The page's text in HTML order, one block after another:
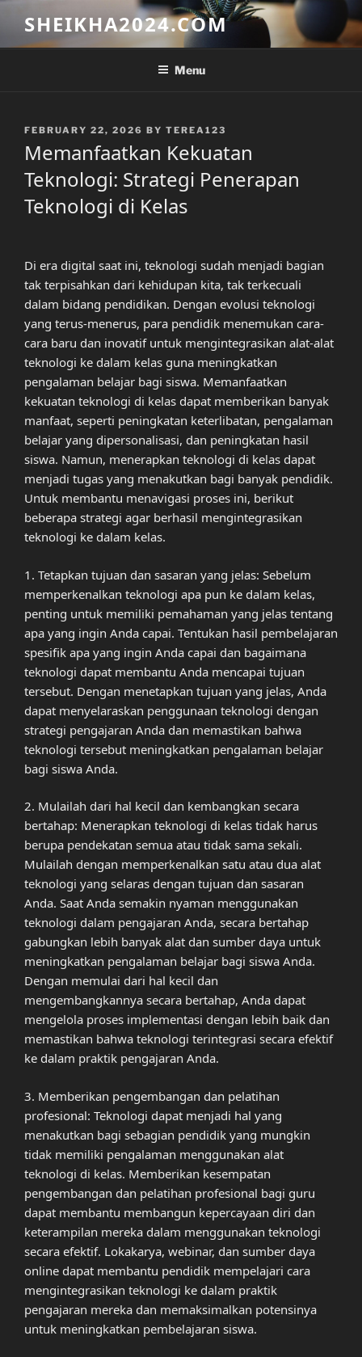
content
SHEIKHA2024.COM
Menu
POSTED
FEBRUARY 22, 2026 BY TEREA123
Memanfaatkan Kekuatan
Teknologi: Strategi Penerapan
Teknologi di Kelas
Di era digital saat ini, teknologi sudah menjadi bagian
tak terpisahkan dari kehidupan kita, tak terkecuali
dalam bidang pendidikan. Dengan evolusi teknologi
yang terus-menerus, para pendidik menemukan cara-
cara baru dan inovatif untuk mengintegrasikan alat-alat
teknologi ke dalam kelas guna meningkatkan
pengalaman belajar bagi siswa. Memanfaatkan
kekuatan teknologi di kelas dapat memberikan banyak
manfaat, seperti peningkatan keterlibatan, pengalaman
belajar yang dipersonalisasi, dan peningkatan hasil
siswa. Namun, menerapkan teknologi di kelas dapat
menjadi tugas yang menakutkan bagi banyak pendidik.
Untuk membantu menavigasi proses ini, berikut
beberapa strategi agar berhasil mengintegrasikan
teknologi ke dalam kelas.
1. Tetapkan tujuan dan sasaran yang jelas: Sebelum
memperkenalkan teknologi apa pun ke dalam kelas,
penting untuk memiliki pemahaman yang jelas tentang
apa yang ingin Anda capai. Tentukan hasil pembelajaran
spesifik apa yang ingin Anda capai dan bagaimana
teknologi dapat membantu Anda mencapai tujuan
tersebut. Dengan menetapkan tujuan yang jelas, Anda
dapat menyelaraskan penggunaan teknologi dengan
strategi pengajaran Anda dan memastikan bahwa
teknologi tersebut meningkatkan pengalaman belajar
bagi siswa Anda.
2. Mulailah dari hal kecil dan kembangkan secara
bertahap: Menerapkan teknologi di kelas tidak harus
berupa pendekatan semua atau tidak sama sekali.
Mulailah dengan memperkenalkan satu atau dua alat
teknologi yang selaras dengan tujuan dan sasaran
Anda. Saat Anda semakin nyaman menggunakan
teknologi dalam pengajaran Anda, secara bertahap
gabungkan lebih banyak alat dan sumber daya untuk
meningkatkan pengalaman belajar bagi siswa Anda.
Dengan memulai dari hal kecil dan
mengembangkannya secara bertahap, Anda dapat
mengelola proses implementasi dengan lebih baik dan
memastikan bahwa teknologi terintegrasi secara efektif
ke dalam praktik pengajaran Anda.
3. Memberikan pengembangan dan pelatihan
profesional: Teknologi dapat menjadi hal yang
menakutkan bagi sebagian pendidik yang mungkin
tidak memiliki pengalaman menggunakan alat
teknologi di kelas. Memberikan kesempatan
pengembangan dan pelatihan profesional bagi guru
dapat membantu membangun kepercayaan diri dan
keterampilan mereka dalam menggunakan teknologi
secara efektif. Lokakarya, webinar, dan sumber daya
online dapat membantu pendidik mempelajari cara
mengintegrasikan teknologi ke dalam praktik
pengajaran mereka dan memaksimalkan potensinya
untuk meningkatkan pembelajaran siswa.